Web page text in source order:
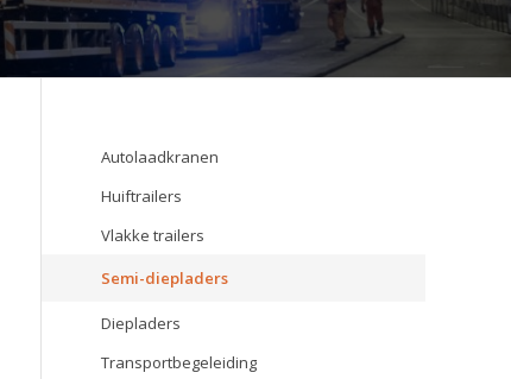
Autolaadkranen
Huiftrailers
Vlakke trailers
Semi-diepladers
Diepladers
Transportbegeleiding